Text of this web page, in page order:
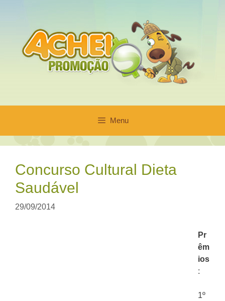
conteúdo
Menu
Concurso Cultural Dieta
Saudável
29/09/2014
Pr
êm
ios
:
1º